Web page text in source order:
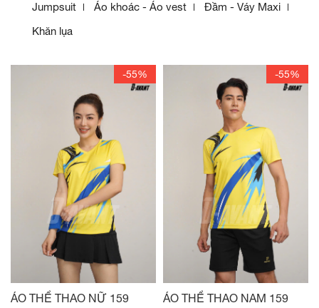
Jumpsuit
Áo khoác - Áo vest
Đầm - Váy Maxi
Khăn lụa
-55%
ÁO THỂ THAO NỮ 159
-55%
ÁO THỂ THAO NAM 159